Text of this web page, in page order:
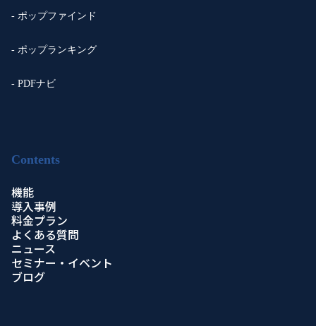
- ポップファインド
- ポップランキング
- PDFナビ
Contents
機能
導入事例
料金プラン
よくある質問
ニュース
セミナー・イベント
ブログ